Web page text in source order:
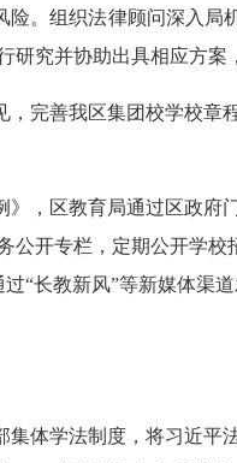
。组织法律顾问深入局
究并协助出具相应方案
完善我区集团校学校章
，区教育局通过区政府
开专栏，定期公开学
“长教新风”等新媒体渠
集体学法制度，将习近平